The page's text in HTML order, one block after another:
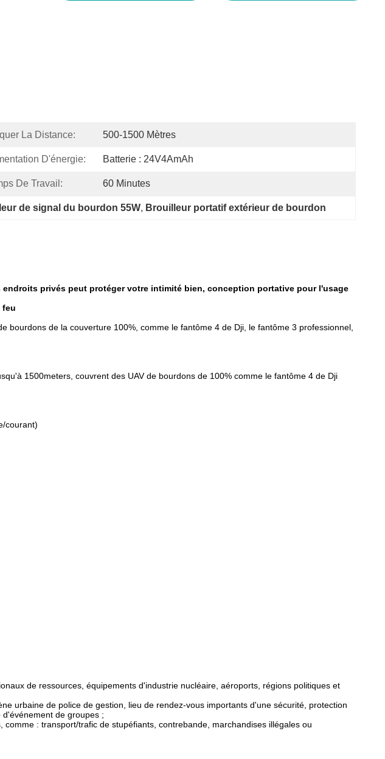
La Distance: 500-1500 Mètres
D'énergie: Batterie : 24V4AmAh
De Travail: 60 Minutes
de signal du bourdon 55W, Brouilleur portatif extérieur de bourdon
privés peut protéger votre intimité bien, conception portative pour l'usage
feu
de la couverture 100%, comme le fantôme 4 de Dji, le fantôme 3 professionnel,
1500meters, couvrent des UAV de bourdons de 100% comme le fantôme 4 de Dji
courant)
de ressources, équipements d'industrie nucléaire, aéroports, régions politiques et
urbaine de police de gestion, lieu de rendez-vous importants d'une sécurité, protection
de groupes ;
: transport/trafic de stupéfiants, contrebande, marchandises illégales ou